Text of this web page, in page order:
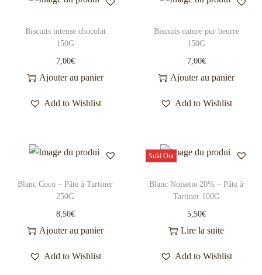
Biscuits intense chocolat
150G
7,00€
Ajouter au panier
Add to Wishlist
Biscuits nature pur beurre
150G
7,00€
Ajouter au panier
Add to Wishlist
Blanc Coco – Pâte à Tartiner
250G
8,50€
Ajouter au panier
Add to Wishlist
Sold Out
Blanc Noisette 20% – Pâte à
Tartiner 100G
5,50€
Lire la suite
Add to Wishlist